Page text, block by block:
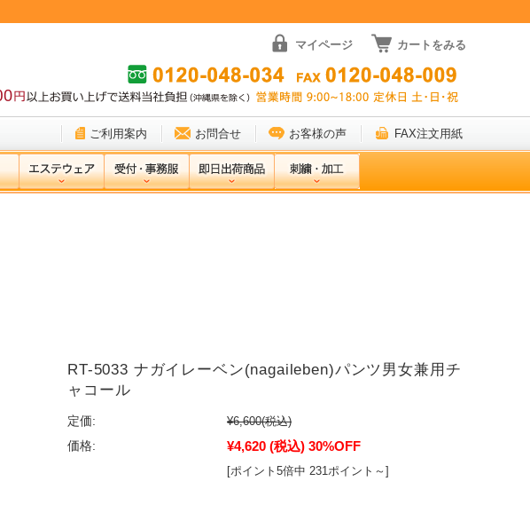
マイページ カートをみる
ご利用案内 お問合せ お客様の声 FAX注文用紙
RT-5033 ナガイレーベン(nagaileben)パンツ男女兼用チ
ャコール
定価: ¥6,600(税込)
価格:
¥4,620 (税込) 30%OFF
[ポイント5倍中 231ポイント～]